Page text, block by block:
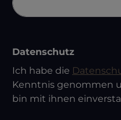
Datenschutz
Ich habe die
Kenntnis genommen
bin mit ihnen